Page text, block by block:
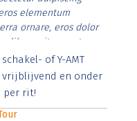
elementum
ornare, eros dolor
libero vitae erat.
id rutrum lorem
tristique posuere.
of Y-AMT
vrijblijvend en onder
per rit!